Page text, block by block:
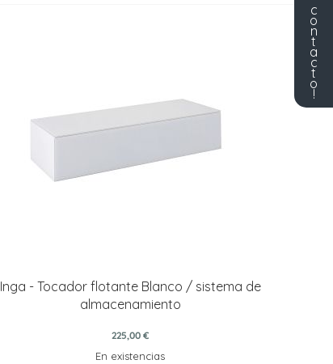
Inga - Tocador flotante Blanco / sistema de
almacenamiento
225,00 €
En existencias
c
o
n
t
a
c
t
o
!